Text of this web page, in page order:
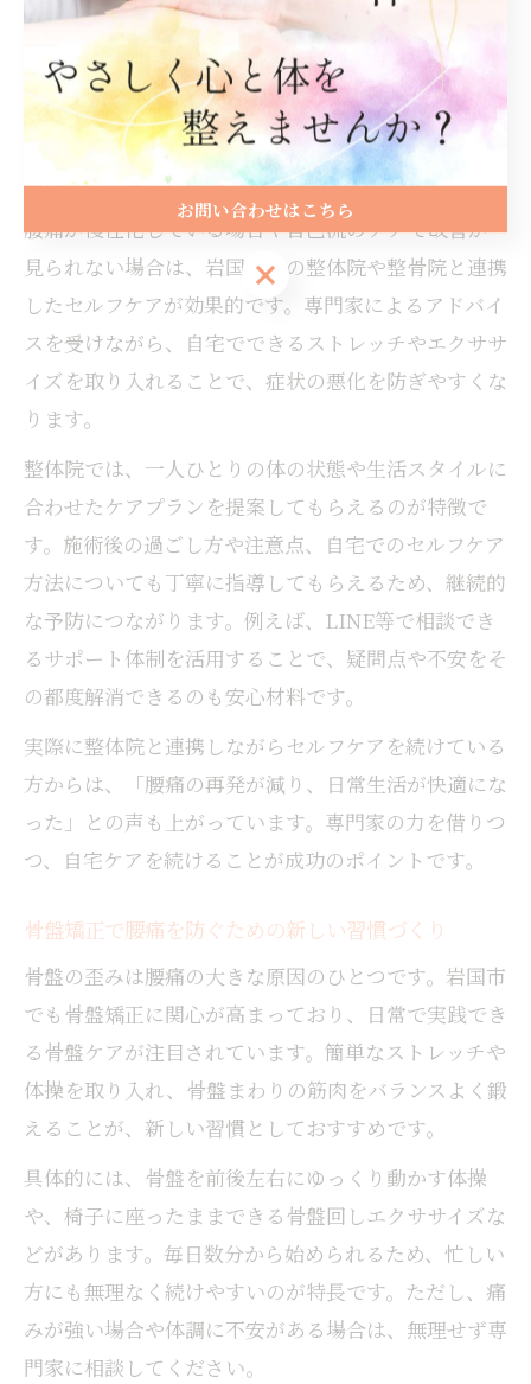
の改善につながっています。ご自身の体調に合わせて
無理のない範囲から始めることが失敗しないコツで
す。
整体院と連携した腰痛予防のセルフケア紹介
腰痛が慢性化している場合や自己流のケアで改善が
見られない場合は、岩国市内の整体院や整骨院と連携
したセルフケアが効果的です。専門家によるアドバイ
スを受けながら、自宅でできるストレッチやエクササ
イズを取り入れることで、症状の悪化を防ぎやすくな
ります。
整体院では、一人ひとりの体の状態や生活スタイルに
合わせたケアプランを提案してもらえるのが特徴で
す。施術後の過ごし方や注意点、自宅でのセルフケア
方法についても丁寧に指導してもらえるため、継続的
な予防につながります。例えば、LINE等で相談でき
るサポート体制を活用することで、疑問点や不安をそ
の都度解消できるのも安心材料です。
実際に整体院と連携しながらセルフケアを続けている
方からは、「腰痛の再発が減り、日常生活が快適にな
った」との声も上がっています。専門家の力を借りつ
つ、自宅ケアを続けることが成功のポイントです。
骨盤矯正で腰痛を防ぐための新しい習慣づくり
骨盤の歪みは腰痛の大きな原因のひとつです。岩国市
でも骨盤矯正に関心が高まっており、日常で実践でき
る骨盤ケアが注目されています。簡単なストレッチや
体操を取り入れ、骨盤まわりの筋肉をバランスよく鍛
えることが、新しい習慣としておすすめです。
具体的には、骨盤を前後左右にゆっくり動かす体操
や、椅子に座ったままできる骨盤回しエクササイズな
どがあります。毎日数分から始められるため、忙しい
方にも無理なく続けやすいのが特長です。ただし、痛
みが強い場合や体調に不安がある場合は、無理せず専
門家に相談してください。
お問い合わせはこちら
お問い合わせはこちら